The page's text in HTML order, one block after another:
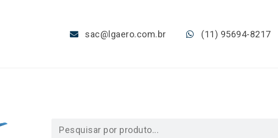
sac@lgaero.com.br (11) 95694-8217